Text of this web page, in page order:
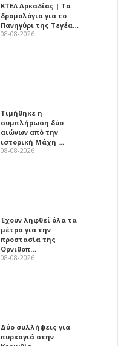
ΚΤΕΛ Αρκαδίας | Τα
δρομολόγια για το
Πανηγύρι της Τεγέα…
08-08-2026
Τιμήθηκε η
συμπλήρωση δύο
αιώνων από την
ιστορική Μάχη …
08-08-2026
Έχουν ληφθεί όλα τα
μέτρα για την
προστασία της
Ορνιθοπ…
08-08-2026
Δύο συλλήψεις για
πυρκαγιά στην